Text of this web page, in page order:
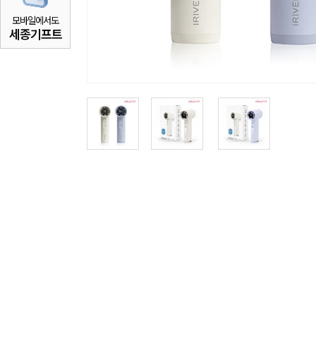
모바일에서도
세종기프트